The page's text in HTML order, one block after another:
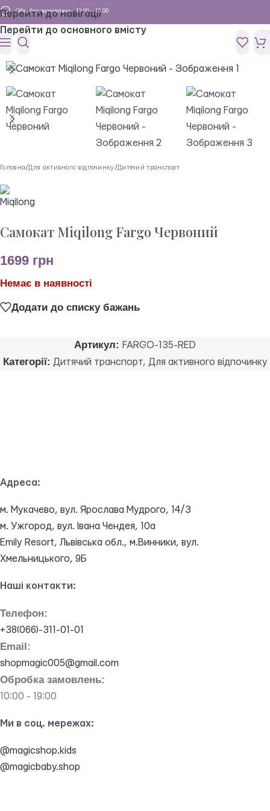
Перейти до навігації
Перейти до основного вмісту
Обробка замовлень: 10:00 - 19:00
Головна /Для активного відпочинку /Дитячий транспорт
Самокат Miqilong Fargo Червоний
1699 грн
Немає в наявності
Додати до списку бажань
Артикул: FARGO-135-RED
Категорії: Дитячий транспорт, Для активного відпочинку
Адреса:
м. Мукачево, вул. Ярослава Мудрого, 14/3
м. Ужгород, вул. Івана Чендея, 10а
Emily Resort, Львівська обл., м.Винники, вул.
Хмельницького, 9Б
Наші контакти:
Телефон:
+38(066)-311-01-01
Email:
shopmagic005@gmail.com
Обробка замовлень:
10:00 - 19:00
Ми в соц. мережах:
@magicshop.kids
@magicbaby.shop